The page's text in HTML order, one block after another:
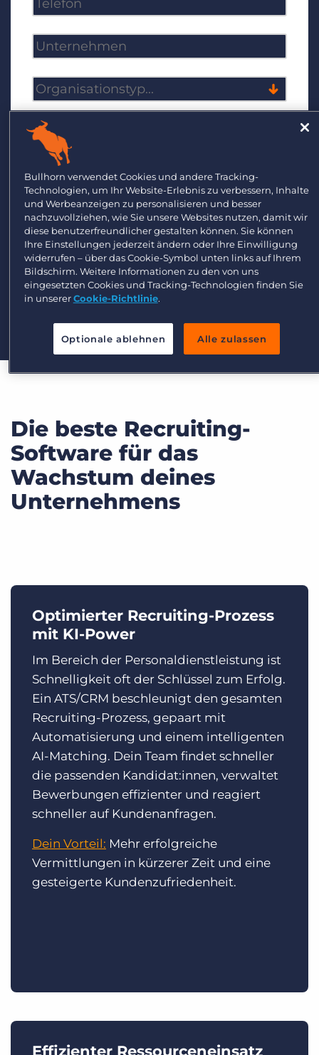
*
Ich stimme der Bullhorn
Datenschutzrichtlinie
und bestätige, dass Bullhorn meine
personenbezogenen Daten zur Bereitstellung des
angeforderten Dienstes verarbeiten und speichern
darf. Ich bin damit einverstanden, dass Bullhorn mir
relevante Branchenneuigkeiten, Einblicke und
Mitteilungen zusendet. Ich kann mich jederzeit
abmelden.
Senden
Die beste Recruiting-
Software für das
Wachstum deines
Unternehmens
Optimierter Recruiting-Prozess
mit KI-Power
Im Bereich der Personaldienstleistung ist
Schnelligkeit oft der Schlüssel zum Erfolg.
Ein ATS/CRM beschleunigt den gesamten
Recruiting-Prozess, gepaart mit
Automatisierung und einem intelligenten
AI-Matching. Dein Team findet schneller
die passenden Kandidat:innen, verwaltet
Bewerbungen effizienter und reagiert
schneller auf Kundenanfragen.
Dein Vorteil: Mehr erfolgreiche
Vermittlungen in kürzerer Zeit und eine
gesteigerte Kundenzufriedenheit.
Effizienter Ressourceneinsatz
Bullhorn verwendet Cookies und andere Tracking-
Technologien, um Ihr Website-Erlebnis zu verbessern, Inhalte
und Werbeanzeigen zu personalisieren und besser
nachzuvollziehen, wie Sie unsere Websites nutzen, damit wir
diese benutzerfreundlicher gestalten können. Sie können
Ihre Einstellungen jederzeit ändern oder Ihre Einwilligung
widerrufen – über das Cookie-Symbol unten links auf Ihrem
Bildschirm. Weitere Informationen zu den von uns
eingesetzten Cookies und Tracking-Technologien finden Sie
in unsererCookie-Richtlinie.
Optionale ablehnen Alle zulassen